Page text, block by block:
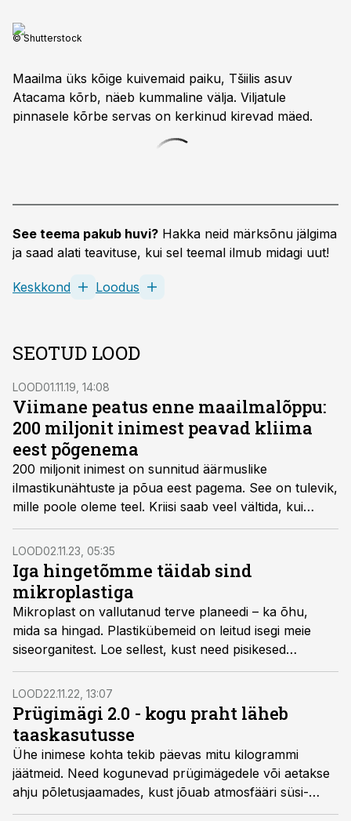
© Shutterstock
Maailma üks kõige kuivemaid paiku, Tšiilis asuv
Atacama kõrb, näeb kummaline välja. Viljatule
pinnasele kõrbe servas on kerkinud kirevad mäed.
See teema pakub huvi? Hakka neid märksõnu jälgima
ja saad alati teavituse, kui sel teemal ilmub midagi uut!
Keskkond Loodus
SEOTUD LOOD
LOOD01.11.19, 14:08
Viimane peatus enne maailmalõppu:
200 miljonit inimest peavad kliima
eest põgenema
200 miljonit inimest on sunnitud äärmuslike
ilmastikunähtuste ja põua eest pagema. See on tulevik,
mille poole oleme teel. Kriisi saab veel vältida, kui
kasvatame oma toidu majakatustel, paneme
hamburgeri vahele taimset liha ning sõidame autodega,
mis liiguvad rohelise energia jõul.
LOOD02.11.23, 05:35
Iga hingetõmme täidab sind
mikroplastiga
Mikroplast on vallutanud terve planeedi – ka õhu,
mida sa hingad. Plastikübemeid on leitud isegi meie
siseorganitest. Loe sellest, kust need pisikesed
plastiosakesed pärinevad, ja kuidas me võiksime
probleemi lahendada.
LOOD22.11.22, 13:07
Prügimägi 2.0 - kogu praht läheb
taaskasutusse
Ühe inimese kohta tekib päevas mitu kilogrammi
jäätmeid. Need kogunevad prügimägedele või aetakse
ahju põletus­jaamades, kust jõuab atmosfääri süsi­
happegaas. Ühes Soome jäätme­jaamas on juhtimise